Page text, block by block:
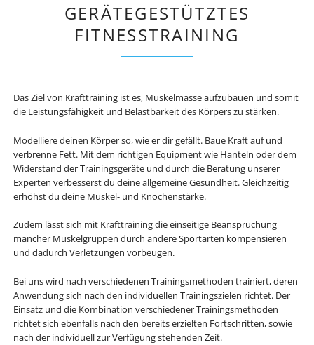
GERÄTEGESTÜTZTES
FITNESSTRAINING
Das Ziel von Krafttraining ist es, Muskelmasse aufzubauen und somit
die Leistungsfähigkeit und Belastbarkeit des Körpers zu stärken.
Modelliere deinen Körper so, wie er dir gefällt. Baue Kraft auf und
verbrenne Fett. Mit dem richtigen Equipment wie Hanteln oder dem
Widerstand der Trainingsgeräte und durch die Beratung unserer
Experten verbesserst du deine allgemeine Gesundheit. Gleichzeitig
erhöhst du deine Muskel- und Knochenstärke.
Zudem lässt sich mit Krafttraining die einseitige Beanspruchung
mancher Muskelgruppen durch andere Sportarten kompensieren
und dadurch Verletzungen vorbeugen.
Bei uns wird nach verschiedenen Trainingsmethoden trainiert, deren
Anwendung sich nach den individuellen Trainingszielen richtet. Der
Einsatz und die Kombination verschiedener Trainingsmethoden
richtet sich ebenfalls nach den bereits erzielten Fortschritten, sowie
nach der individuell zur Verfügung stehenden Zeit.